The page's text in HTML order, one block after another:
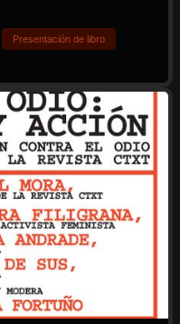
Presentación de libro